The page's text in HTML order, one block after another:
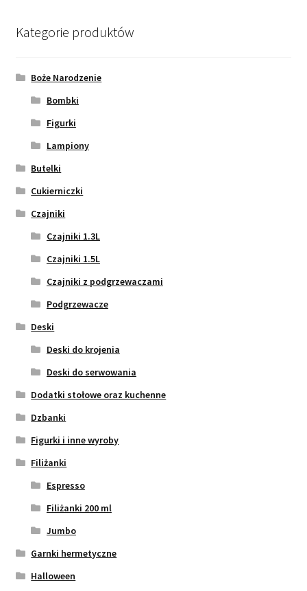
Kategorie produktów
Boże Narodzenie
Bombki
Figurki
Lampiony
Butelki
Cukierniczki
Czajniki
Czajniki 1.3L
Czajniki 1.5L
Czajniki z podgrzewaczami
Podgrzewacze
Deski
Deski do krojenia
Deski do serwowania
Dodatki stołowe oraz kuchenne
Dzbanki
Figurki i inne wyroby
Filiżanki
Espresso
Filiżanki 200 ml
Jumbo
Garnki hermetyczne
Halloween